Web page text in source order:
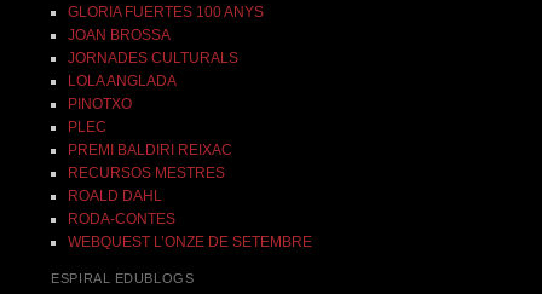
GLORIA FUERTES 100 ANYS
JOAN BROSSA
JORNADES CULTURALS
LOLA ANGLADA
PINOTXO
PLEC
PREMI BALDIRI REIXAC
RECURSOS MESTRES
ROALD DAHL
RODA-CONTES
WEBQUEST L’ONZE DE SETEMBRE
ESPIRAL EDUBLOGS